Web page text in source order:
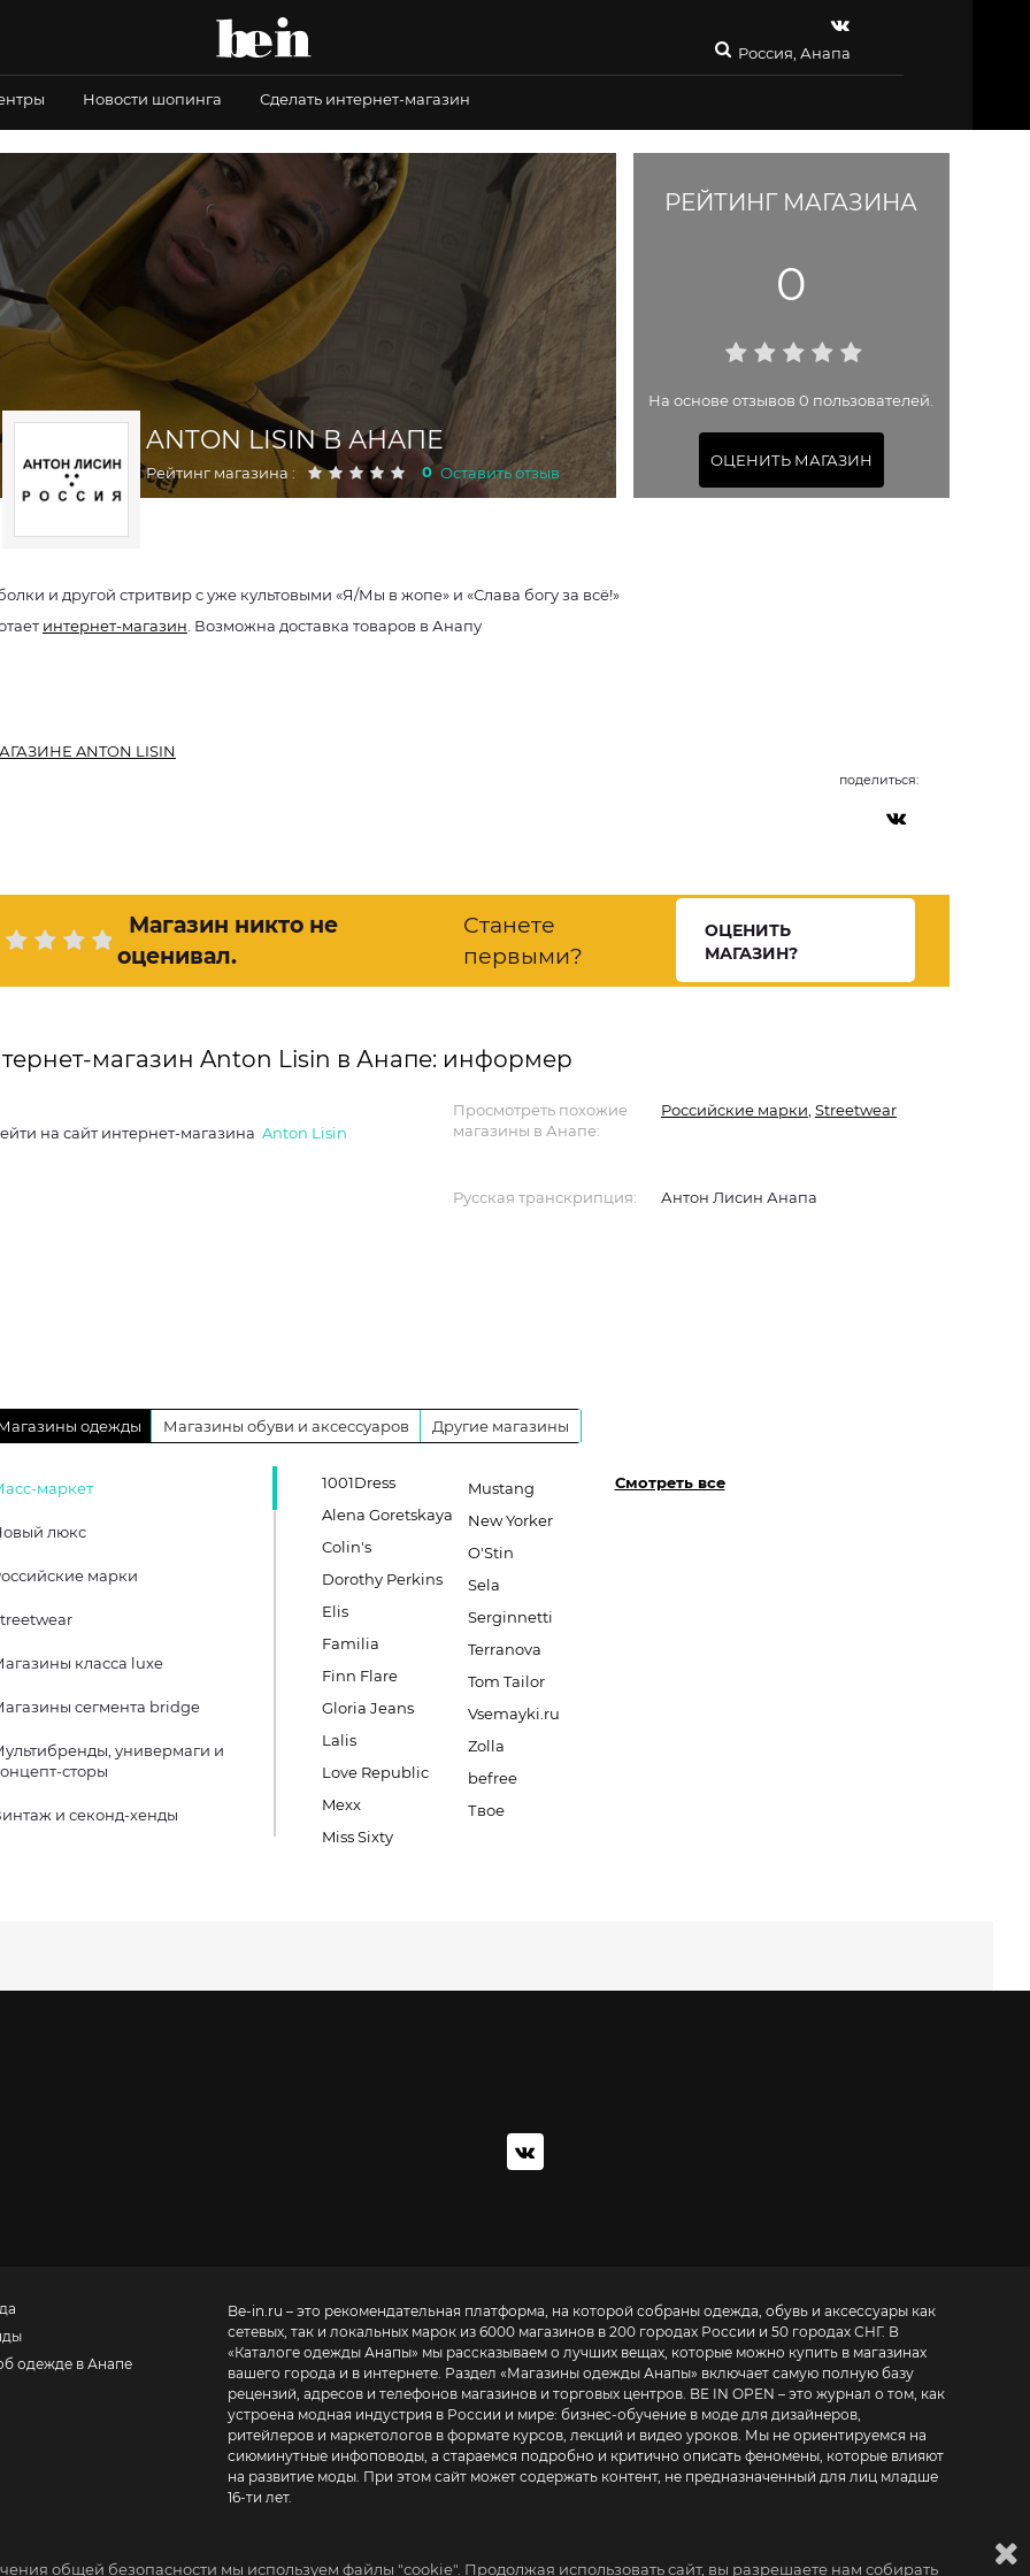
общей безопасности мы используем файлы "cookie". Продолжая использовать сайт, вы разрешаете нам собирать
Россия, Анапа
Новости шопинга Сделать интернет-магазин
ANTON LISIN В АНАПЕ
Рейтинг магазина : 0 Оставить отзыв
РЕЙТИНГ МАГАЗИНА
0
На основе отзывов 0 пользователей.
ОЦЕНИТЬ МАГАЗИН
и другой стритвир с уже культовыми «Я/Мы в жопе» и «Слава богу за всё!»
интернет-магазин . Возможна доставка товаров в Анапу
ANTON LISIN
поделиться:
Магазин никто не
оценивал.
Станете
первыми?
ОЦЕНИТЬ
МАГАЗИН?
магазин Anton Lisin в Анапе: информер
на сайт интернет-магазина Anton Lisin
Просмотреть похожие
магазины в Анапе:
Российские марки Streetwear
Русская транскрипция: Антон Лисин Анапа
одежды Магазины обуви и аксессуаров Другие магазины
маркет
люкс
марки
класса luxe
сегмента bridge
универмаги и
сторы
и секонд-хенды
1001Dress
Alena Goretskaya
Colin's
Dorothy Perkins
Elis
Familia
Finn Flare
Gloria Jeans
Lalis
Love Republic
Mexx
Miss Sixty
Mustang
New Yorker
O'Stin
Sela
Serginnetti
Terranova
Tom Tailor
Vsemayki.ru
Zolla
befree
Твое
Смотреть все
одежде в Анапе
Be-in.ru – это рекомендательная платформа, на которой собраны одежда, обувь и аксессуары как
сетевых, так и локальных марок из 6000 магазинов в 200 городах России и 50 городах СНГ. В
«Каталоге одежды Анапы» мы рассказываем о лучших вещах, которые можно купить в магазинах
вашего города и в интернете. Раздел «Магазины одежды Анапы» включает самую полную базу
рецензий, адресов и телефонов магазинов и торговых центров. BE IN OPEN – это журнал о том, как
устроена модная индустрия в России и мире: бизнес-обучение в моде для дизайнеров,
ритейлеров и маркетологов в формате курсов, лекций и видео уроков. Мы не ориентируемся на
сиюминутные инфоповоды, а стараемся подробно и критично описать феномены, которые влияют
на развитие моды. При этом сайт может содержать контент, не предназначенный для лиц младше
16-ти лет.